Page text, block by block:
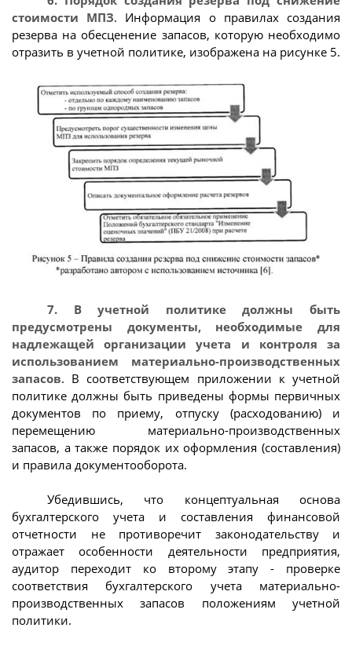
стоимости МПЗ. Информация о правилах создания
резерва на обесценение запасов, которую необходимо
отразить в учетной политике, изображена на рисунке 5.
7. В учетной политике должны быть
предусмотрены документы, необходимые для
надлежащей организации учета и контроля за
использованием материально-производственных
запасов. В соответствующем приложении к учетной
политике должны быть приведены формы первичных
документов по приему, отпуску (расходованию) и
перемещению материально-производственных
запасов, а также порядок их оформления (составления)
и правила документооборота.
Убедившись, что концептуальная основа
бухгалтерского учета и составления финансовой
отчетности не противоречит законодательству и
отражает особенности деятельности предприятия,
аудитор переходит ко второму этапу - проверке
соответствия бухгалтерского учета материально-
производственных запасов положениям учетной
политики.